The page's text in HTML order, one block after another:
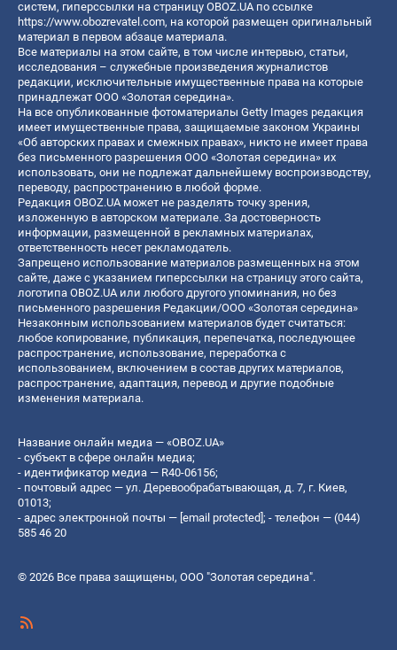
систем, гиперссылки на страницу OBOZ.UA по ссылке
https://www.obozrevatel.com, на которой размещен оригинальный
материал в первом абзаце материала.
Все материалы на этом сайте, в том числе интервью, статьи,
исследования – служебные произведения журналистов
редакции, исключительные имущественные права на которые
принадлежат ООО «Золотая середина».
На все опубликованные фотоматериалы Getty Images редакция
имеет имущественные права, защищаемые законом Украины
«Об авторских правах и смежных правах», никто не имеет права
без письменного разрешения ООО «Золотая середина» их
использовать, они не подлежат дальнейшему воспроизводству,
переводу, распространению в любой форме.
Редакция OBOZ.UA может не разделять точку зрения,
изложенную в авторском материале. За достоверность
информации, размещенной в рекламных материалах,
ответственность несет рекламодатель.
Запрещено использование материалов размещенных на этом
сайте, даже с указанием гиперссылки на страницу этого сайта,
логотипа OBOZ.UA или любого другого упоминания, но без
письменного разрешения Редакции/ООО «Золотая середина»
Незаконным использованием материалов будет считаться:
любое копирование, публикация, перепечатка, последующее
распространение, использование, переработка с
использованием, включением в состав других материалов,
распространение, адаптация, перевод и другие подобные
изменения материала.
Название онлайн медиа — «OBOZ.UA»
- субъект в сфере онлайн медиа;
- идентификатор медиа — R40-06156;
- почтовый адрес — ул. Деревообрабатывающая, д. 7, г. Киев,
01013;
- адрес электронной почты — [email protected] ; - телефон — (044)
585 46 20
© 2026 Все права защищены, ООО "Золотая середина".